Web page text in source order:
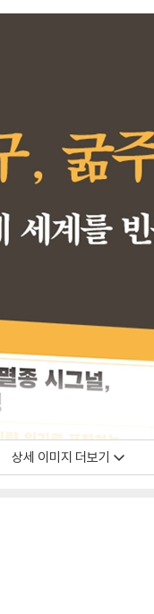
상세 이미지 더보기